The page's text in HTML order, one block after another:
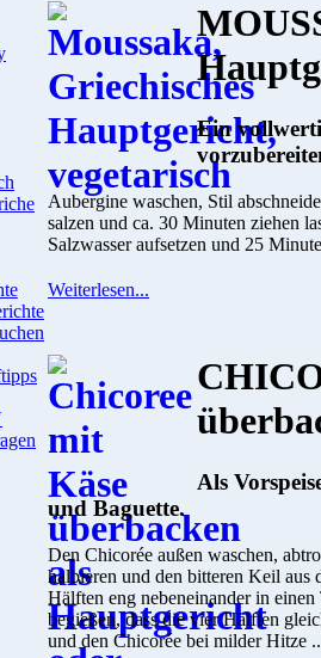
Ein
Aubergine waschen, Stil
salzen und ca. 30 Minuten ziehen
Salzwasser aufsetzen und 25
Weiterlesen...
Als
und Baguette.
Den Chicorée außen waschen,
halbieren und den bitteren Keil aus
Hälften eng nebeneinander in
begießen, dass die vier Hälften
und den Chicorée bei milder Hitze